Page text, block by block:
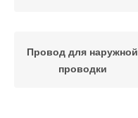
Провод для наружной
проводки